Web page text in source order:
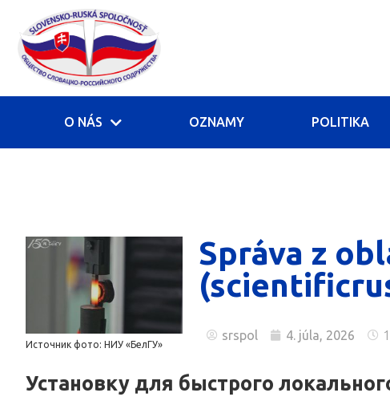
O NÁS OZNAMY POLITIKA
Источник фото: НИУ «БелГУ»
Správa z
srspol 4. júla, 2026
Установку для быстрого